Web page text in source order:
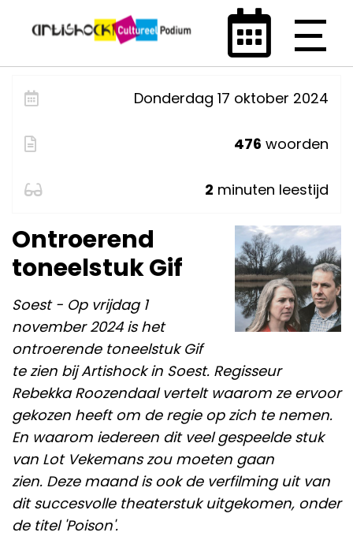
Donderdag 17 oktober 2024
476 woorden
2 minuten leestijd
Ontroerend
toneelstuk Gif
Soest - Op vrijdag 1
november 2024 is het
ontroerende toneelstuk Gif
te zien bij Artishock in Soest. Regisseur
Rebekka Roozendaal vertelt waarom ze ervoor
gekozen heeft om de regie op zich te nemen.
En waarom iedereen dit veel gespeelde stuk
van Lot Vekemans zou moeten gaan
zien. Deze maand is ook de verfilming uit van
dit succesvolle theaterstuk uitgekomen, onder
de titel 'Poison'.